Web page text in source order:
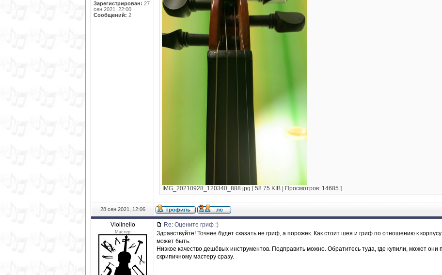
Зарегистрирован: 27
сен 2021, 22:00
Сообщений: 2
IMG_20210928_120340_888.jpg [ 58.75 KIB | Просмотров: 14685 ]
28 сен 2021, 12:06
Violinello
Мастер
Re: Оцените гриф :)
Здравствуйте! Точнее будет сказать не гриф, а порожек. Как стоит шея и гриф по отношению к
может быть.
Низкое качество дешёвых инструментов. Подправить можно. Обратитесь туда, где купили, может они
скрипичному мастеру сразу.